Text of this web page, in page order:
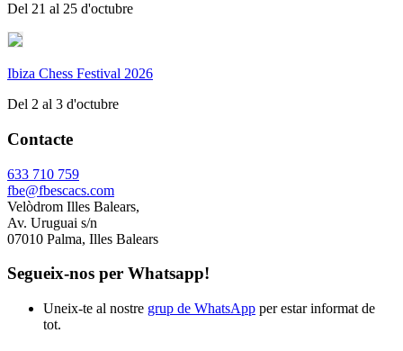
Del 21 al 25 d'octubre
Ibiza Chess Festival 2026
Del 2 al 3 d'octubre
Contacte
633 710 759
fbe@fbescacs.com
Velòdrom Illes Balears,
Av. Uruguai s/n
07010 Palma, Illes Balears
Segueix-nos per Whatsapp!
Uneix-te al nostre grup de WhatsApp per estar informat de
tot.